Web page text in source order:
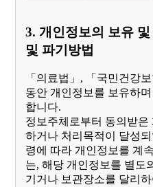
3. 개인정보의 보유
및 파기방법
「의료법」, 「국민건강
동안 개인정보를 보유하
합니다.
정보주체로부터 동의받
하거나 처리목적이 달성
령에 따라 개인정보를 계
는, 해당 개인정보를 별도
기거나 보관장소를 달리